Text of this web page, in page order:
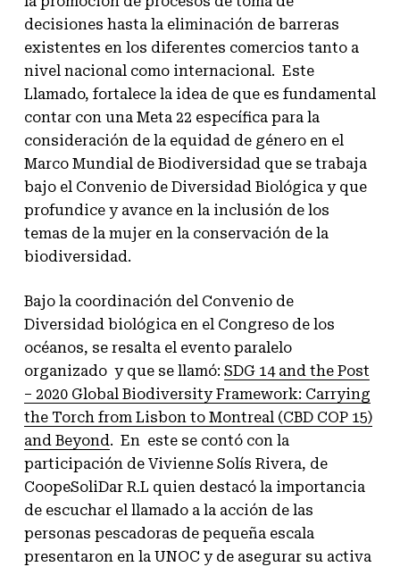
decisiones hasta la eliminación de barreras
existentes en los diferentes comercios tanto a
nivel nacional como internacional. Este
Llamado, fortalece la idea de que es fundamental
contar con una Meta 22 específica para la
consideración de la equidad de género en el
Marco Mundial de Biodiversidad que se trabaja
bajo el Convenio de Diversidad Biológica y que
profundice y avance en la inclusión de los
temas de la mujer en la conservación de la
biodiversidad.
Bajo la coordinación del Convenio de
Diversidad biológica en el Congreso de los
océanos, se resalta el evento paralelo
organizado y que se llamó: SDG 14 and the Post
– 2020 Global Biodiversity Framework: Carrying
the Torch from Lisbon to Montreal (CBD COP 15)
and Beyond. En este se contó con la
participación de Vivienne Solís Rivera, de
CoopeSoliDar R.L quien destacó la importancia
de escuchar el llamado a la acción de las
personas pescadoras de pequeña escala
presentaron en la UNOC y de asegurar su activa